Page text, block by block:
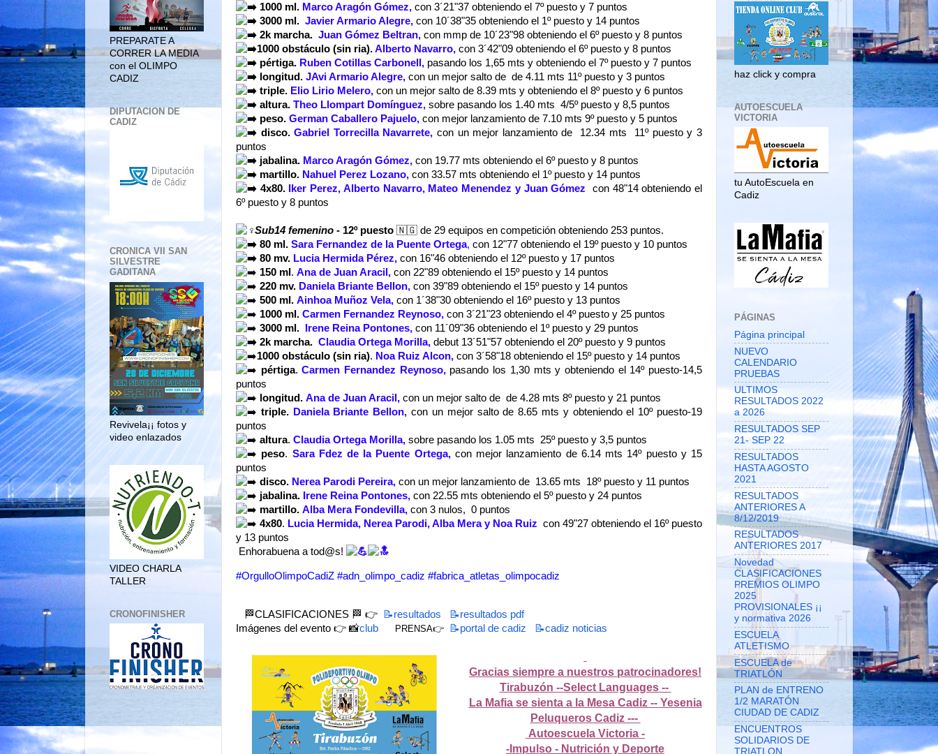
1000 ml. Marco Aragón Gómez, con 3´21"37 obteniendo el 7º puesto y 7 puntos
3000 ml. Javier Armario Alegre, con 10´38"35 obteniendo el 1º puesto y 14 puntos
2k marcha. Juan Gómez Beltran, con mmp de 10´23"98 obteniendo el 6º puesto y 8 puntos
1000 obstáculo (sin ria). Alberto Navarro, con 3´42"09 obteniendo el 6º puesto y 8 puntos
pértiga. Ruben Cotillas Carbonell, pasando los 1,65 mts y obteniendo el 7º puesto y 7 puntos
longitud. JAvi Armario Alegre, con un mejor salto de  de 4.11 mts 11º puesto y 3 puntos
triple. Elio Lirio Melero, con un mejor salto de 8.39 mts y obteniendo el 8º puesto y 6 puntos
altura. Theo Llompart Domínguez, sobre pasando los 1.40 mts  4/5º puesto y 8,5 puntos
peso. German Caballero Pajuelo, con mejor lanzamiento de 7.10 mts 9º puesto y 5 puntos
disco. Gabriel Torrecilla Navarrete, con un mejor lanzamiento de  12.34 mts  11º puesto y 3
puntos
jabalina. Marco Aragón Gómez, con 19.77 mts obteniendo el 6º puesto y 8 puntos
martillo. Nahuel Perez Lozano, con 33.57 mts obteniendo el 1º puesto y 14 puntos
4x80.
Iker Perez, Alberto Navarro, Mateo Menendez y Juan Gómez
con 48"14 obteniendo el
6º puesto y 8 puntos
Sub14 femenino - 12º puesto 🇳🇬 de 29 equipos en competición obteniendo 253 puntos.
80 ml. Sara Fernandez de la Puente Ortega, con 12"77 obteniendo el 19º puesto y 10 puntos
80 mv. Lucia Hermida Pérez, con 16"46 obteniendo el 12º puesto y 17 puntos
150 ml . Ana de Juan Aracil, con 22"89 obteniendo el 15º puesto y 14 puntos
220 mv. Daniela Briante Bellon, con 39"89 obteniendo el 15º puesto y 14 puntos
500 ml. Ainhoa Muñoz Vela, con 1´38"30 obteniendo el 16º puesto y 13 puntos
1000 ml. Carmen Fernandez Reynoso, con 3´21"23 obteniendo el 4º puesto y 25 puntos
3000 ml.
Irene Reina Pontones, con 11´09"36 obteniendo el 1º puesto y 29 puntos
2k marcha. Claudia Ortega Morilla, debut 13´51"57 obteniendo el 20º puesto y 9 puntos
1000 obstáculo (sin ria). Noa Ruiz Alcon, con 3´58"18 obteniendo el 15º puesto y 14 puntos
pértiga. Carmen Fernandez Reynoso, pasando los 1,30 mts y obteniendo el 14º puesto-14,5
puntos
longitud. Ana de Juan Aracil, con un mejor salto de  de 4.28 mts 8º puesto y 21 puntos
triple. Daniela Briante Bellon, con un mejor salto de 8.65 mts y obteniendo el 10º puesto-19
puntos
altura. Claudia Ortega Morilla, sobre pasando los 1.05 mts  25º puesto y 3,5 puntos
peso. Sara Fdez de la Puente Ortega, con mejor lanzamiento de 6.14 mts 14º puesto y 15
puntos
disco. Nerea Parodi Pereira, con un mejor lanzamiento de  13.65 mts  18º puesto y 11 puntos
jabalina. Irene Reina Pontones, con 22.55 mts obteniendo el 5º puesto y 24 puntos
martillo. Alba Mera Fondevilla, con 3 nulos,  0 puntos
4x80. Lucia Hermida, Nerea Parodi, Alba Mera y Noa Ruiz con 49"27 obteniendo el 16º puesto
y 13 puntos
Enhorabuena a tod@s!
#OrgulloOlimpoCadiZ #adn_olimpo_cadiz #fabrica_atletas_olimpocadiz
🏁CLASIFICACIONES 🏁 👉 📝resultados
📝resultados pdf
Imágenes del evento 👉 📸club PRENSA👉 📝portal de cadiz 📝cadiz noticias
Gracias siempre a nuestros patrocinadores!
Tirabuzón --Select Languages --
La Mafia se sienta a la Mesa Cadiz -- Yesenia
Peluqueros Cadiz ---
Autoescuela Victoria -
-Impulso - Nutrición y Deporte
PREPARATE A
CORRER LA MEDIA
con el OLIMPO
CADIZ
DIPUTACION DE
CADIZ
CRONICA VII SAN
SILVESTRE
GADITANA
Revivela¡¡ fotos y
video enlazados
VIDEO CHARLA
TALLER
CRONOFINISHER
haz click y compra
AUTOESCUELA
VICTORIA
tu AutoEscuela en
Cadiz
PÁGINAS
Página principal
NUEVO
CALENDARIO
PRUEBAS
ULTIMOS
RESULTADOS 2022
a 2026
RESULTADOS SEP
21- SEP 22
RESULTADOS
HASTA AGOSTO
2021
RESULTADOS
ANTERIORES A
8/12/2019
RESULTADOS
ANTERIORES 2017
Novedad
CLASIFICACIONES
PREMIOS OLIMPO
2025
PROVISIONALES ¡¡
y normativa 2026
ESCUELA
ATLETISMO
ESCUELA de
TRIATLÓN
PLAN de ENTRENO
1/2 MARATÓN
CIUDAD DE CADIZ
ENCUENTROS
SOLIDARIOS DE
TRIATLON